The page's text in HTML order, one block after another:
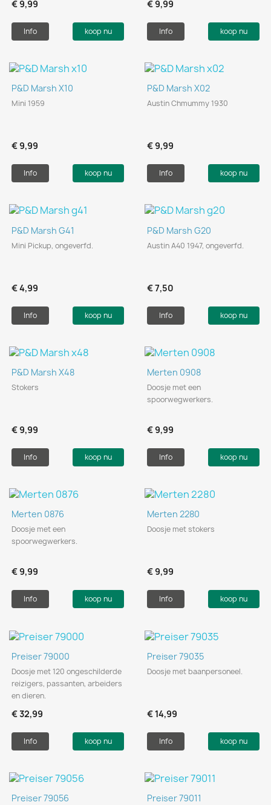
€ 9,99
Info koop nu
€ 9,99
Info koop nu
P&D Marsh X10
Mini 1959
€ 9,99
Info koop nu
P&D Marsh X02
Austin Chmummy 1930
€ 9,99
Info koop nu
P&D Marsh G41
Mini Pickup, ongeverfd.
€ 4,99
Info koop nu
P&D Marsh G20
Austin A40 1947, ongeverfd.
€ 7,50
Info koop nu
P&D Marsh X48
Stokers
€ 9,99
Info koop nu
Merten 0908
Doosje met een
spoorwegwerkers.
€ 9,99
Info koop nu
Merten 0876
Doosje met een
spoorwegwerkers.
€ 9,99
Info koop nu
Merten 2280
Doosje met stokers
€ 9,99
Info koop nu
Preiser 79000
Doosje met 120 ongeschilderde
reizigers, passanten, arbeiders
en dieren.
€ 32,99
Info koop nu
Preiser 79035
Doosje met baanpersoneel.
€ 14,99
Info koop nu
Preiser 79056 Preiser 79011